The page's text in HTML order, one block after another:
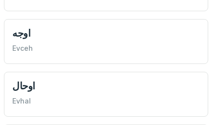
اوجه
Evceh
اوحال
Evhal